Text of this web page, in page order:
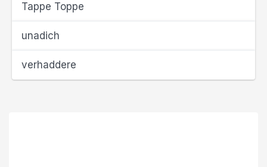
Tappe Toppe
unadich
verhaddere